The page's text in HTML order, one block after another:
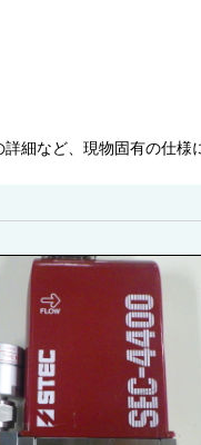
細など、現物固有の仕様